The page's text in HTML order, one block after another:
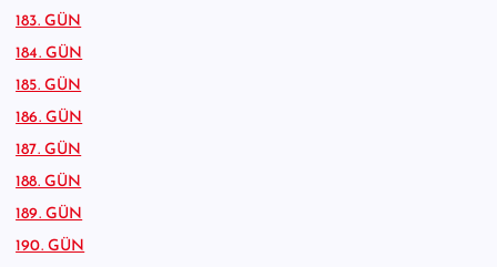
183. GÜN
184. GÜN
185. GÜN
186. GÜN
187. GÜN
188. GÜN
189. GÜN
190. GÜN